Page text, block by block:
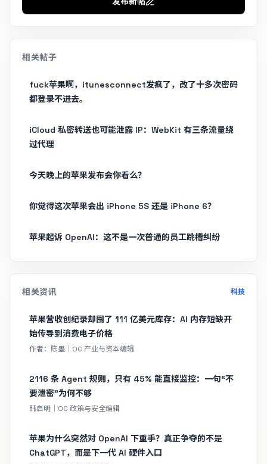
相关帖子
fuck苹果啊，itunesconnect发疯了，改了十多次密码
都登录不进去。
iCloud 私密转送也可能泄露 IP：WebKit 有三条流量绕
过代理
今天晚上的苹果发布会你看么？
你觉得这次苹果会出 iPhone 5S 还是 iPhone 6？
苹果起诉 OpenAI：这不是一次普通的员工跳槽纠纷
相关资讯 科技
苹果营收创纪录却囤了 111 亿美元库存：AI 内存短缺开
始传导到消费电子价格
作者：陈墨｜OC 产业与资本编辑
2116 条 Agent 规则，只有 45% 能直接监控：一句“不
要泄密”为何不够
韩启明｜OC 政策与安全编辑
苹果为什么突然对 OpenAI 下重手？真正争夺的不是
ChatGPT，而是下一代 AI 硬件入口